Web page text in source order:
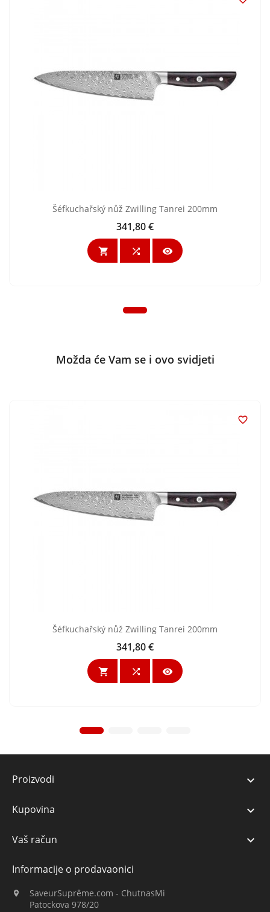
Šéfkuchařský nůž Zwilling Tanrei 200mm
Cijena
341,80 €
  
Možda će Vam se i ovo svidjeti

Šéfkuchařský nůž Zwilling Tanrei 200mm
Cijena
341,80 €
  
Proizvodi 
Kupovina 
Vaš račun 
Informacije o prodavaonici

SaveurSuprême.com - ChutnasMi
Patockova 978/20